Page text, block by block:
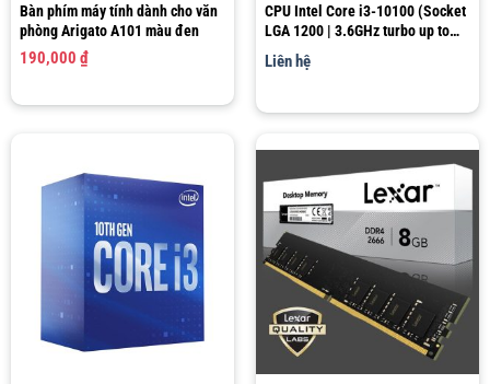
Bàn phím máy tính dành cho văn
phòng Arigato A101 màu đen
190,000 ₫
CPU Intel Core i3-10100 (Socket
LGA 1200 | 3.6GHz turbo up to
4.3Ghz | 4 nhân 8 luồng | 6MB
Cache)
Liên hệ